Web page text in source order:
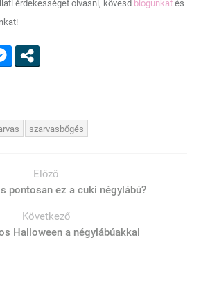
érdekességet olvasni, kövesd blogunkat és
szarvasbőgés
Előző
pontosan ez a cuki négylábú?
Következő
Halloween a négylábúakkal